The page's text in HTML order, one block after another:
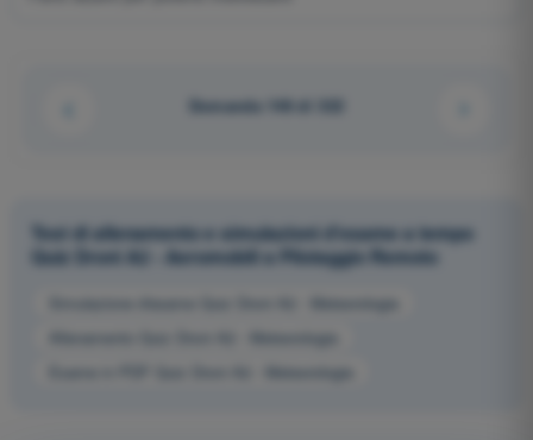
Domanda 148 di 322
Test di allenamento e simulazioni d'esame a tempo
Quiz Droni A2 - Aeromobili a Pilotaggio Remoto
Simulazione d'esame Quiz Droni A2 - Meteorologia
Allenamento Quiz Droni A2 - Meteorologia
Esame in PDF Quiz Droni A2 - Meteorologia